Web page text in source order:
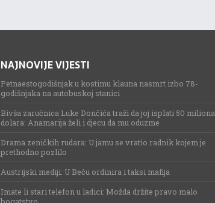
NAJNOVIJE VIJESTI
Petnaestogodišnjak u kostimu klauna nasmrt izbo 78-
godišnjaka na autobuskoj stanici
Bivša zaručnica Luke Dončića traži da joj isplati 50 miliona
dolara: Anamarija želi i djecu da mu oduzme
Drama zeničkih rudara: U jamu se vratio radnik kojem je
prethodno pozlilo
Austrijski mediji: U Beču ordinira i taksi mafija
Imate li stari telefon u ladici: Možda držite pravo malo